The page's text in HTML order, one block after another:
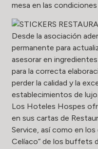
mesa en las
Desde la asociación
permanente para
asesorar en
para la correcta
perder la calidad y la
establecimientos de lujo.
Los Hoteles Hospes
en sus cartas de
Service, así como en
Celíaco“ de los buffets